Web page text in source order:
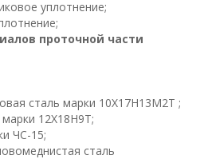
уплотнение;
проточной части
сталь марки 10Х17Н13М2Т ;
12Х18Н9Т;
ЧС-15;
сталь